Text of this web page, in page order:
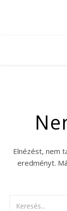
Elnézést, nem
eredményt.